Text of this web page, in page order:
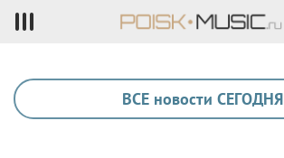
ВСЕ новости СЕГОДНЯ